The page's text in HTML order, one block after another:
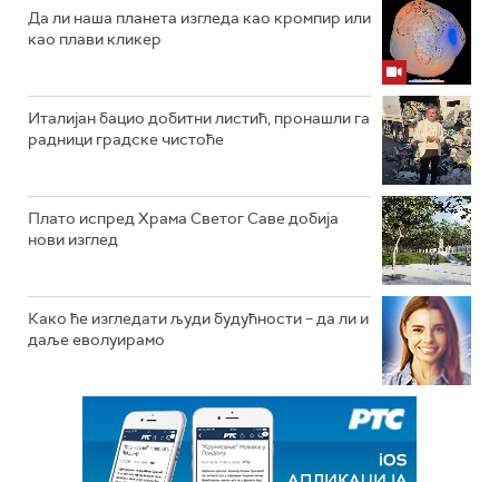
Да ли наша планета изгледа као кромпир или
као плави кликер
Италијан бацио добитни листић, пронашли га
радници градске чистоће
Плато испред Храма Светог Саве добија
нови изглед
Како ће изгледати људи будућности – да ли и
даље еволуирамо